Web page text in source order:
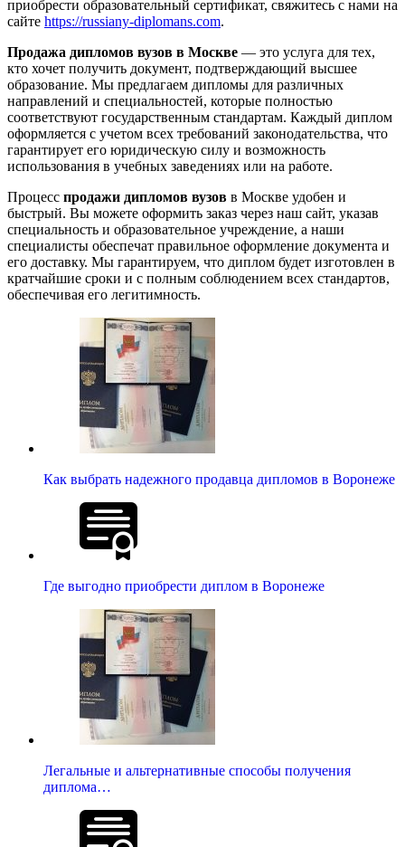
приобрести образовательный сертификат, свяжитесь с нами на
сайте https://russiany-diplomans.com.
Продажа дипломов вузов в Москве — это услуга для тех,
кто хочет получить документ, подтверждающий высшее
образование. Мы предлагаем дипломы для различных
направлений и специальностей, которые полностью
соответствуют государственным стандартам. Каждый диплом
оформляется с учетом всех требований законодательства, что
гарантирует его юридическую силу и возможность
использования в учебных заведениях или на работе.
Процесс продажи дипломов вузов в Москве удобен и
быстрый. Вы можете оформить заказ через наш сайт, указав
специальность и образовательное учреждение, а наши
специалисты обеспечат правильное оформление документа и
его доставку. Мы гарантируем, что диплом будет изготовлен в
кратчайшие сроки и с полным соблюдением всех стандартов,
обеспечивая его легитимность.
Как выбрать надежного продавца дипломов в Воронеже
Где выгодно приобрести диплом в Воронеже
Легальные и альтернативные способы получения
диплома…